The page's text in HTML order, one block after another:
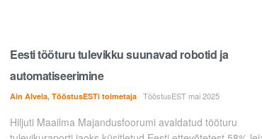
Eesti tööturu tulevikku suunavad robotid ja
automatiseerimine
Ain Alvela, TööstusESTi toimetaja TööstusEST mai 2025
Hiljuti Maailma Majandusfoorumi avaldatud tööturu